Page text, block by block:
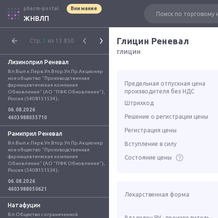
pharm-portal Внимание
ЖНВЛП
Стр. 1 из 13 850
Лизиноприл Реневал
Вл.Вып.к.Перв.Уп.Втор.Уп.Пр.Акционер
ное общество "Производственная
фармацевтическая компания
Обновление" (АО "ПФК Обновление"),
Россия (5408151534);
06.08.2026
4603988035710
Рамиприл Реневал
Вл.Вып.к.Перв.Уп.Втор.Уп.Пр.Акционер
ное общество "Производственная
фармацевтическая компания
Обновление" (АО "ПФК Обновление"),
Россия (5408151534);
06.08.2026
4603988050621
Натафуцин
Вл.Общество с ограниченной
Глицин Реневал
глицин
Предельная отпускная цена
производителя без НДС
Штрихкод
Решение о регистрации цены
Регистрация цены
Вступление в силу
Состояние цены
Лекарственная форма